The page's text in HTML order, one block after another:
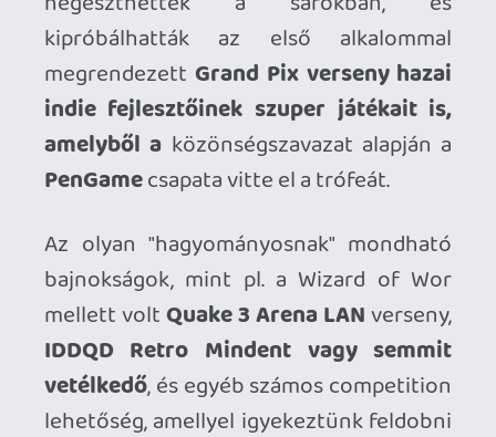
órától elektro és chiptune bulikkal
dobtuk fel, ahol színpadra lépett a Sidnify,
a Double Score Dungeon, Lazerpunk és
fő fellépőként a finn
akik fergeteges bulival búcsúztatták el a
napot a lelkes közönség legnagyobb
örömére.
pozitív és dícsérő szót, és a közös
élményeket - jövőre még nagyobb, még
szuperebb bulival várunk benneteket!